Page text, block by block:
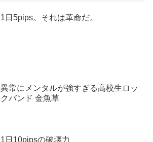
1日5pips。それは革命だ。
異常にメンタルが強すぎる高校生ロッ
クバンド 金魚草
1日10pipsの破壊力